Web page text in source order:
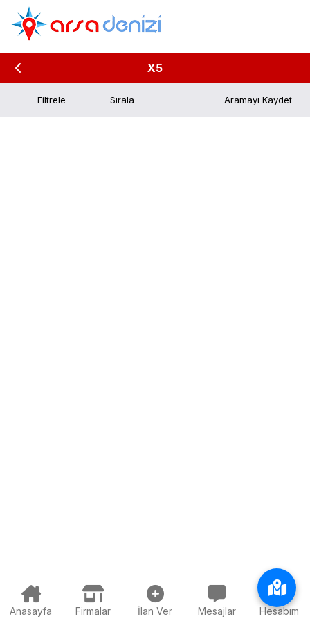
X5
Filtrele Aramayı Kaydet
Anasayfa Firmalar İlan Ver Mesajlar Hesabım